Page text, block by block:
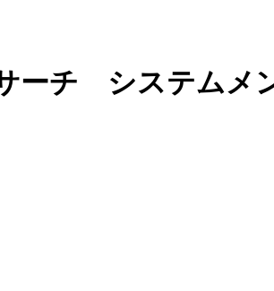
ーチ システムメ